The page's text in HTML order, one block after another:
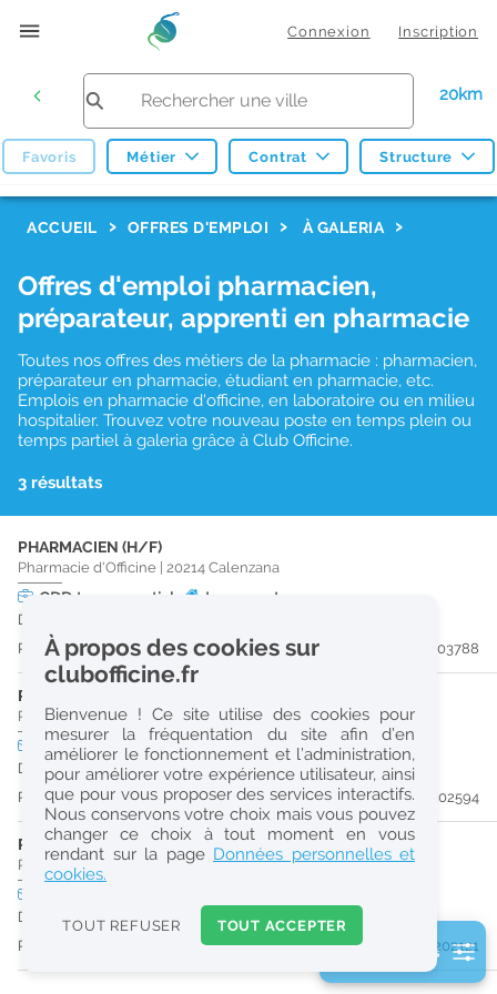
Connexion Inscription
20km
Favoris Métier Contrat Structure
Réinitialiser
2
0
k
Consulter les offres de la France d'outre-mer
ACCUEIL OFFRES D'EMPLOI À GALERIA
Offres d'emploi pharmacien,
préparateur, apprenti en pharmacie
Toutes nos offres des métiers de la pharmacie : pharmacien,
préparateur en pharmacie, étudiant en pharmacie, etc.
Emplois en pharmacie d'officine, en laboratoire ou en milieu
hospitalier. Trouvez votre nouveau poste en temps plein ou
temps partiel à galeria grâce à Club Officine.
3 résultats
PHARMACIEN (H/F)
Pharmacie d'Officine 20214 Calenzana
CDD temps partiel Logement
Du 15/11/26 au 18/11/26
Publiée il y a 8 jour(s)
#203788
PHARMACIEN (H/F)
Pharmacie d'Officine|20214Calenzana
temps partiel
Dès que possible
Publiée il y a 24 jour(s)
#202594
PRÉPARATEUR EN PHARMACIE (H/F)
Pharmacie d'Officine 20260 Calvi
Dès que possible
Publiée il y a 31 jour(s)
#202121
2 filtre(s) actifs
À propos des cookies sur
clubofficine.fr
Bienvenue ! Ce site utilise des cookies pour
mesurer la fréquentation du site afin d’en
améliorer le fonctionnement et l’administration,
pour améliorer votre expérience utilisateur, ainsi
que pour vous proposer des services interactifs.
Nous conservons votre choix mais vous pouvez
changer ce choix à tout moment en vous
rendant sur la page Données personnelles et
cookies.
TOUT REFUSER TOUT ACCEPTER